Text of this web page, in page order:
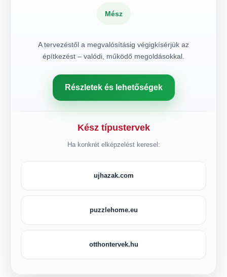
Mész
A tervezéstől a megvalósításig végigkísérjük az
építkezést – valódi, működő megoldásokkal.
Részletek és lehetőségek
Kész típustervek
Ha konkrét elképzelést keresel:
ujhazak.com
puzzlehome.eu
otthontervek.hu